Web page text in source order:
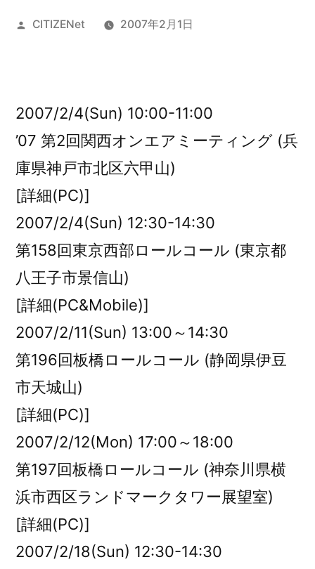
投
CITIZENet 2007年2月1日
2007/2/4(Sun) 10:00-11:00
’07 第2回関西オンエアミーティング (兵
庫県神戸市北区六甲山)
[詳細(PC)]
2007/2/4(Sun) 12:30-14:30
第158回東京西部ロールコール (東京都
八王子市景信山)
[詳細(PC&Mobile)]
2007/2/11(Sun) 13:00～14:30
第196回板橋ロールコール (静岡県伊豆
市天城山)
[詳細(PC)]
2007/2/12(Mon) 17:00～18:00
第197回板橋ロールコール (神奈川県横
浜市西区ランドマークタワー展望室)
[詳細(PC)]
2007/2/18(Sun) 12:30-14:30